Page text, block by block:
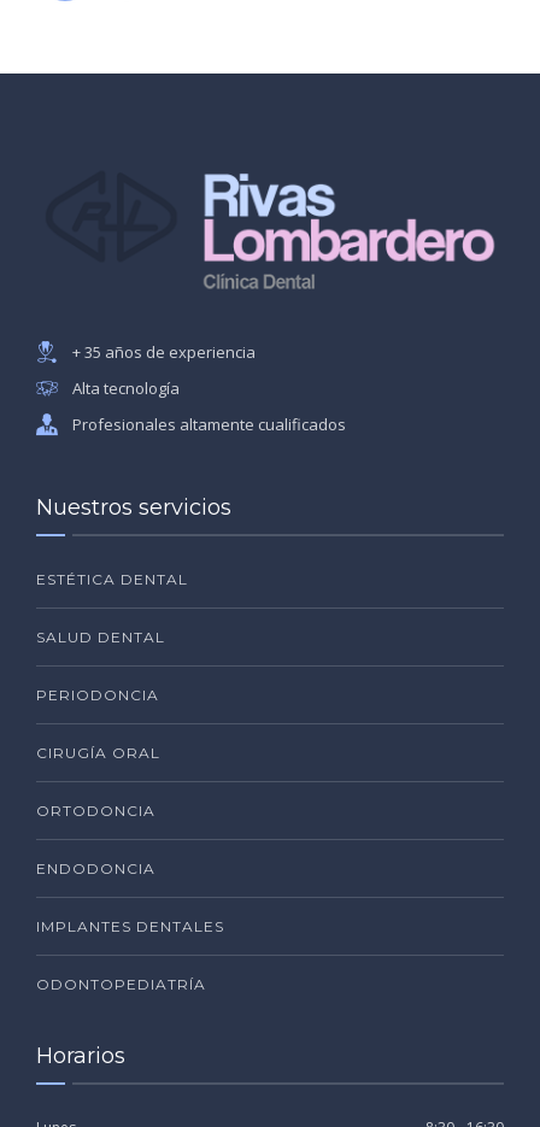
+ 35 años de experiencia
Alta tecnología
Profesionales altamente cualificados
Nuestros servicios
ESTÉTICA DENTAL
SALUD DENTAL
PERIODONCIA
CIRUGÍA ORAL
ORTODONCIA
ENDODONCIA
IMPLANTES DENTALES
ODONTOPEDIATRÍA
Horarios